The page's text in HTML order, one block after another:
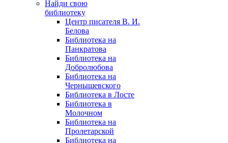
Найди свою
библиотеку
Центр писателя В. И.
Белова
Библиотека на
Панкратова
Библиотека на
Добролюбова
Библиотека на
Чернышевского
Библиотека в Лосте
Библиотека в
Молочном
Библиотека на
Пролетарской
Библиотека на